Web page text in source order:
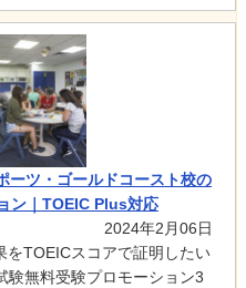
ーツ・ゴールドコースト校の
ン｜TOEIC Plus対応
2024年2月06日
をTOEICスコアで証明したい
験無料受験プロモーション3